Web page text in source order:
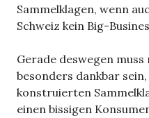
Sammelklagen, wenn
Schweiz kein Big-
Gerade deswegen
besonders dankbar
konstruierten
einen bissigen